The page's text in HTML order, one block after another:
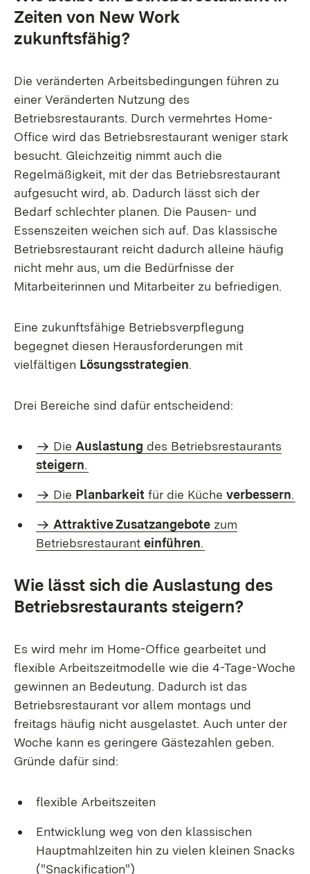
Zeiten von New Work
zukunftsfähig?
Die veränderten Arbeitsbedingungen führen zu
einer Veränderten Nutzung des
Betriebsrestaurants. Durch vermehrtes Home-
Office wird das Betriebsrestaurant weniger stark
besucht. Gleichzeitig nimmt auch die
Regelmäßigkeit, mit der das Betriebsrestaurant
aufgesucht wird, ab. Dadurch lässt sich der
Bedarf schlechter planen. Die Pausen- und
Essenszeiten weichen sich auf. Das klassische
Betriebsrestaurant reicht dadurch alleine häufig
nicht mehr aus, um die Bedürfnisse der
Mitarbeiterinnen und Mitarbeiter zu befriedigen.
Eine zukunftsfähige Betriebsverpflegung
begegnet diesen Herausforderungen mit
vielfältigen Lösungsstrategien.
Drei Bereiche sind dafür entscheidend:
Die Auslastung des Betriebsrestaurants
steigern.
Die Planbarkeit für die Kücheverbessern.
Attraktive Zusatzangebote zum
Betriebsrestaurant einführen.
Wie lässt sich die Auslastung des
Betriebsrestaurants steigern?
Es wird mehr im Home-Office gearbeitet und
flexible Arbeitszeitmodelle wie die 4-Tage-Woche
gewinnen an Bedeutung. Dadurch ist das
Betriebsrestaurant vor allem montags und
freitags häufig nicht ausgelastet. Auch unter der
Woche kann es geringere Gästezahlen geben.
Gründe dafür sind:
flexible Arbeitszeiten
Entwicklung weg von den klassischen
Hauptmahlzeiten hin zu vielen kleinen Snacks
("Snackification")